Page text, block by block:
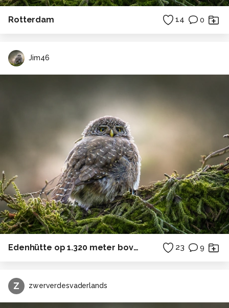
Rotterdam 14 0
Jim46
Edenhütte op 1.320 meter boven zeeniveau. 23 9
Z zwerverdesvaderlands